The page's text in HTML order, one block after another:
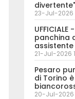
divertente"
23-Jul-2026
panchina
21-Jul-2026
Pesaro
di Torino
20-Jul-2026